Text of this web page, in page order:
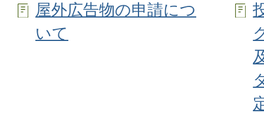
屋外広告物の申請につ
いて